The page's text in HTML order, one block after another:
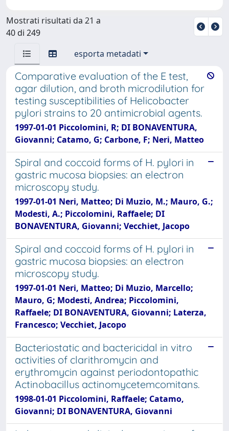
Mostrati risultati da 21 a
40 di 249
esporta metadati
Comparative evaluation of the E test,
agar dilution, and broth microdilution for
testing susceptibilities of Helicobacter
pylori strains to 20 antimicrobial agents.
1997-01-01 Piccolomini, R; DI BONAVENTURA,
Giovanni; Catamo, G; Carbone, F; Neri, Matteo
Spiral and coccoid forms of H. pylori in
gastric mucosa biopsies: an electron
microscopy study.
1997-01-01 Neri, Matteo; Di Muzio, M.; Mauro, G.;
Modesti, A.; Piccolomini, Raffaele; DI
BONAVENTURA, Giovanni; Vecchiet, Jacopo
Spiral and coccoid forms of H. pylori in
gastric mucosa biopsies: an electron
microscopy study.
1997-01-01 Neri, Matteo; Di Muzio, Marcello;
Mauro, G; Modesti, Andrea; Piccolomini,
Raffaele; DI BONAVENTURA, Giovanni; Laterza,
Francesco; Vecchiet, Jacopo
Bacteriostatic and bactericidal in vitro
activities of clarithromycin and
erythromycin against periodontopathic
Actinobacillus actinomycetemcomitans.
1998-01-01 Piccolomini, Raffaele; Catamo,
Giovanni; DI BONAVENTURA, Giovanni